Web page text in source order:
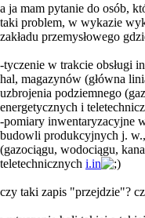
a ja mam pytanie do osób,
taki problem, w wykazie
zakładu przemysłowego
-tyczenie w trakcie obsługi
hal, magazynów (główna
uzbrojenia podziemnego
energetycznych i
-pomiary inwentaryzacyjne
budowli produkcyjnych j.
(gazociągu, wodociągu,
teletechnicznych i.in
czy taki zapis "przejdzie"?